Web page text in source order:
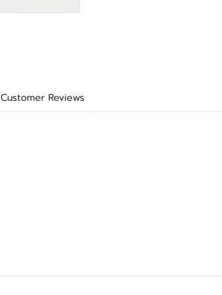
Customer Reviews